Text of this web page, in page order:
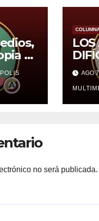
al
a
AGO
no será publicada.